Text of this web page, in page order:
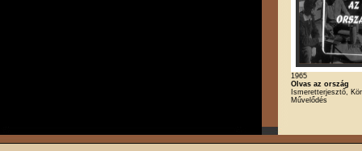
1965
Olvas az ország
Ismeretterjesztő,
Művelődés